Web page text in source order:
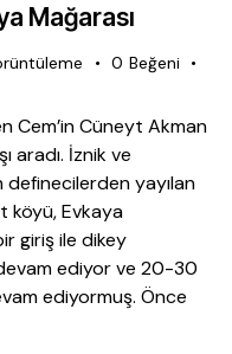
Mağarası
0 Beğeni
Cem’in Cüneyt Akman
aradı. İznik ve
yayılan
köyü, Evkaya
giriş ile dikey
ediyor ve 20-30
ediyormuş. Önce